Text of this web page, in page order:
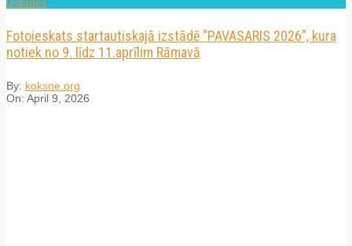
izstādes
Fotoieskats startautiskajā izstādē “PAVASARIS 2026”, kura
notiek no 9. līdz 11.aprīlim Rāmavā
By: koksne.org
On: April 9, 2026